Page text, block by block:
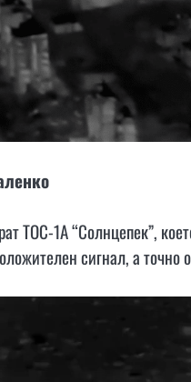
ТОС-1А “Солнцепек”,
сигнал, а точно